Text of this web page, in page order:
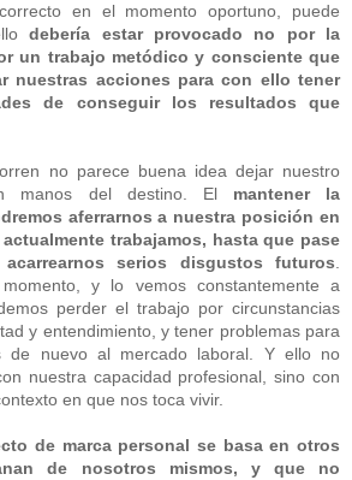
en el momento oportuno, puede
debería estar provocado no por la
un trabajo metódico y consciente que
nuestras acciones para con ello tener
de conseguir los resultados que
no parece buena idea dejar nuestro
manos del destino. El mantener la
aferrarnos a nuestra posición en
trabajamos, hasta que pase
serios disgustos futuros
y lo vemos constantemente a
perder el trabajo por circunstancias
y entendimiento, y tener problemas para
de nuevo al mercado laboral. Y ello no
nuestra capacidad profesional, sino con
en que nos toca vivir.
de marca personal se basa en otros
de nosotros mismos, y que no